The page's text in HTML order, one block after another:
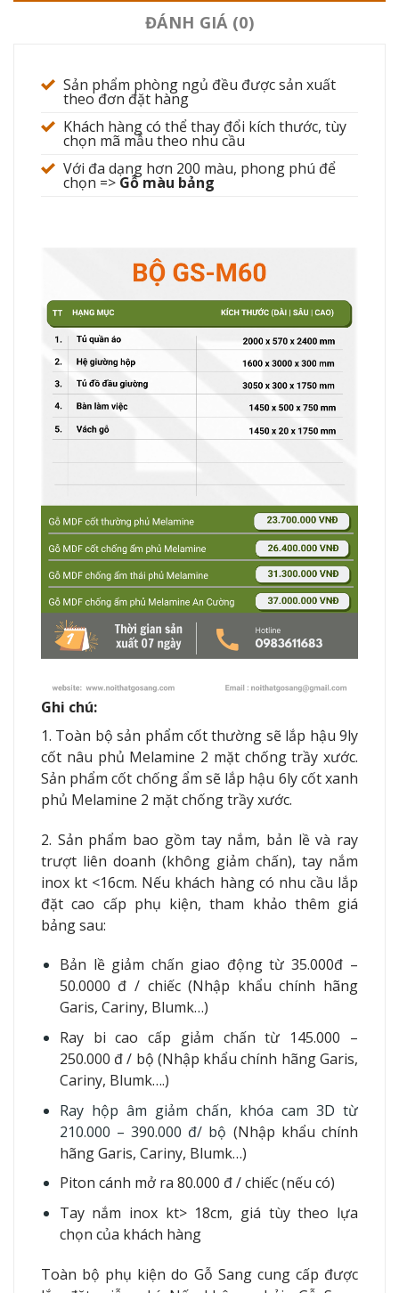
ĐÁNH GIÁ (0)
Sản phẩm phòng ngủ đều được sản xuất
theo đơn đặt hàng
Khách hàng có thể thay đổi kích thước, tùy
chọn mã mẫu theo nhu cầu
Với đa dạng hơn 200 màu, phong phú để
chọn =>Gỗ màu bảng
Ghi chú:
1. Toàn bộ sản phẩm cốt thường sẽ lắp hậu 9ly
cốt nâu phủ Melamine 2 mặt chống trầy xước.
Sản phẩm cốt chống ẩm sẽ lắp hậu 6ly cốt xanh
phủ Melamine 2 mặt chống trầy xước.
2. Sản phẩm bao gồm tay nắm, bản lề và ray
trượt liên doanh (không giảm chấn), tay nắm
inox kt <16cm. Nếu khách hàng có nhu cầu lắp
đặt cao cấp phụ kiện, tham khảo thêm giá
bảng sau:
Bản lề giảm chấn giao động từ 35.000đ –
50.0000 đ / chiếc (Nhập khẩu chính hãng
Garis, Cariny, Blumk…)
Ray bi cao cấp giảm chấn từ 145.000 –
250.000 đ / bộ (Nhập khẩu chính hãng Garis,
Cariny, Blumk….)
Ray hộp âm giảm chấn, khóa cam 3D từ
210.000 – 390.000 đ/ bộ (Nhập khẩu chính
hãng Garis, Cariny, Blumk…)
Piton cánh mở ra 80.000 đ / chiếc (nếu có)
Tay nắm inox kt> 18cm, giá tùy theo lựa
chọn của khách hàng
Toàn bộ phụ kiện do Gỗ Sang cung cấp được